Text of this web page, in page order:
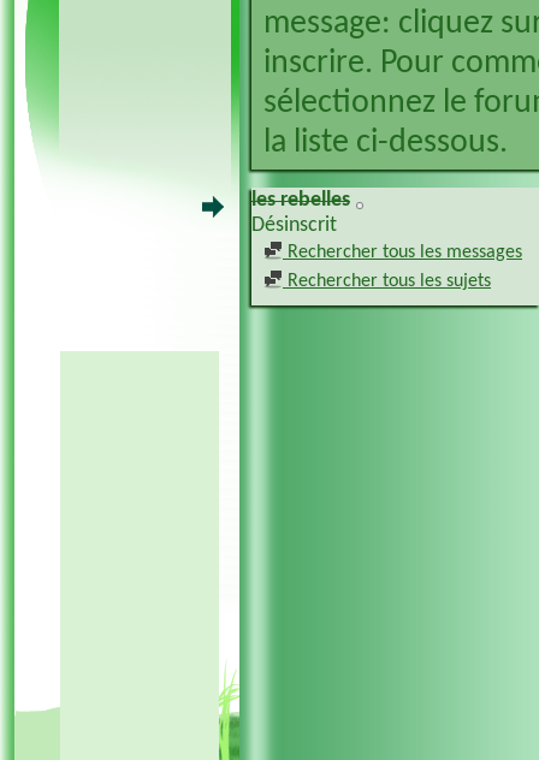
message: cliquez
inscrire. Pour
sélectionnez le
la liste ci-dessous.
les rebelles
Désinscrit
Rechercher tous les messages
Rechercher tous les sujets